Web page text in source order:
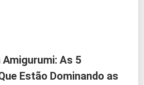
Amigurumi: As 5
Estão Dominando as